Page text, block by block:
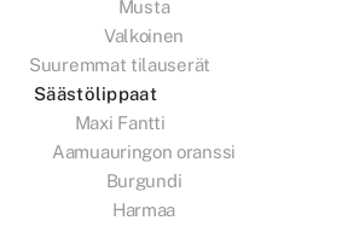
Musta
Valkoinen
Suuremmat tilauserät
Säästölippaat
Maxi Fantti
Aamuauringon oranssi
Burgundi
Harmaa